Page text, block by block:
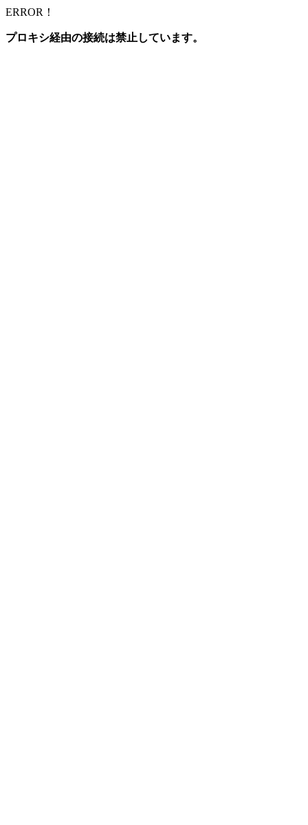
ERROR！
プロキシ経由の接続は禁止しています。